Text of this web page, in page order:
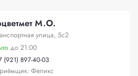
М.О.
улица, 5с2
до 21:00
(921) 897-40-03
Феликс